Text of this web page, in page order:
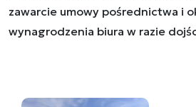
zawarcie umowy pośrednictwa i
wynagrodzenia biura w razie